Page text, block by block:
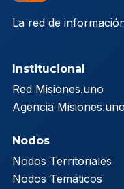
La red de
Institucional
Red Misiones.uno
Agencia Misiones.uno
Nodos
Nodos Territoriales
Nodos Temáticos